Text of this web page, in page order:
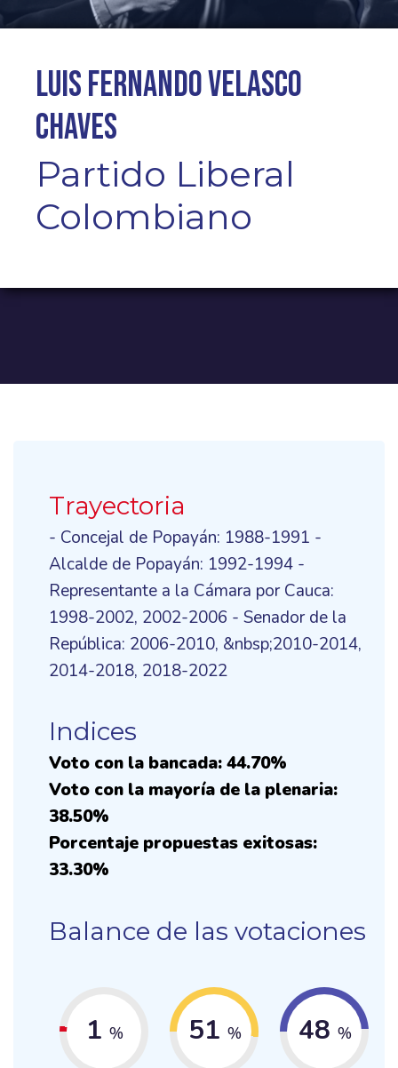
Luis Fernando Velasco
Chaves
Partido Liberal
Colombiano
Trayectoria
- Concejal de Popayán: 1988-1991 -
Alcalde de Popayán: 1992-1994 -
Representante a la Cámara por Cauca:
1998-2002, 2002-2006 - Senador de la
República: 2006-2010, &nbsp;2010-2014,
2014-2018, 2018-2022
Indices
Voto con la bancada: 44.70%
Voto con la mayoría de la plenaria:
38.50%
Porcentaje propuestas exitosas:
33.30%
Balance de las votaciones
1 % 51 % 48 %